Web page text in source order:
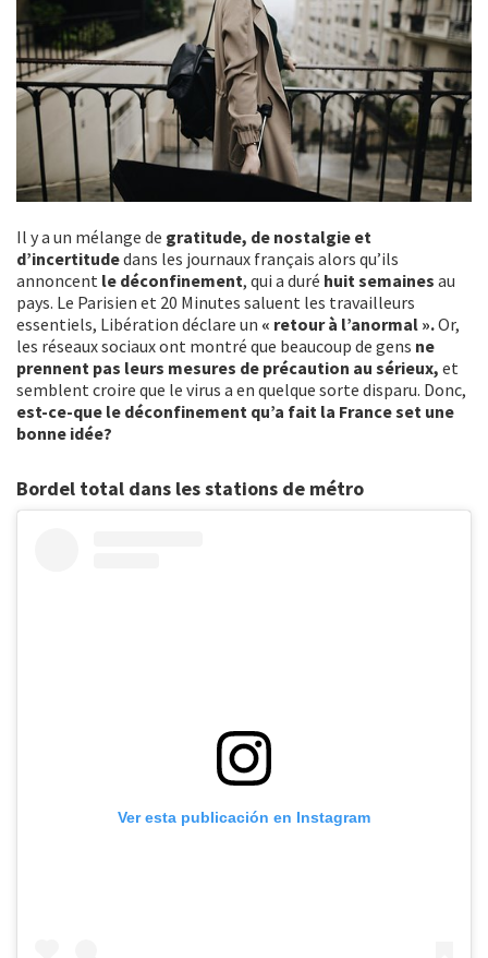
Il y a un mélange de gratitude, de nostalgie et
d’incertitudedans les journaux français alors qu’ils
annoncent le déconfinement, qui a duré huit semaines au
pays. Le Parisien et 20 Minutes saluent les travailleurs
essentiels, Libération déclare un « retour à l’anormal ».Or,
les réseaux sociaux ont montré que beaucoup de gens ne
prennent pas leurs mesures de précaution au sérieux, et
semblent croire que le virus a en quelque sorte disparu. Donc,
est-ce-que le déconfinement qu’a fait la France set une
bonne idée?
Bordel total dans les stations de métro
Ver esta publicación en Instagram